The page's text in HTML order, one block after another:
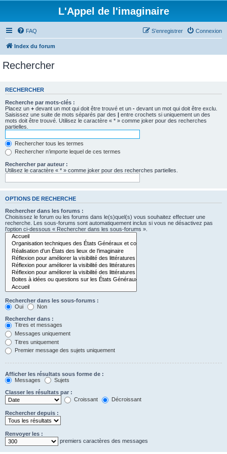
L'Appel de l'imaginaire
FAQ Connexion
S’enregistrer
Index du forum
Rechercher
RECHERCHER
Recherche par mots-clés :
Placez un + devant un mot qui doit être trouvé et un - devant un mot qui doit être exclu.
Saisissez une suite de mots séparés par des | entre crochets si uniquement un des
mots doit être trouvé. Utilisez le caractère « * » comme joker pour des recherches
partielles.
Rechercher tous les termes
Rechercher n’importe lequel de ces termes
Rechercher par auteur :
Utilisez le caractère « * » comme joker pour des recherches partielles.
OPTIONS DE RECHERCHE
Rechercher dans les forums :
Choisissez le forum ou les forums dans le(s)quel(s) vous souhaitez effectuer une
recherche. Les sous-forums sont automatiquement inclus si vous ne désactivez pas
l’option ci-dessous « Rechercher dans les sous-forums ».
Rechercher dans les sous-forums :
Oui
Non
Rechercher dans :
Titres et messages
Messages uniquement
Titres uniquement
Premier message des sujets uniquement
Afficher les résultats sous forme de :
Messages
Sujets
Classer les résultats par :
Croissant
Décroissant
Rechercher depuis :
Renvoyer les :
premiers caractères des messages